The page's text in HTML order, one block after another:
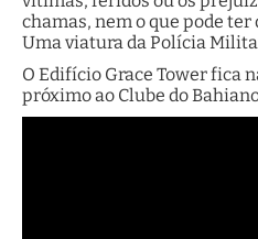
chamas, nem o que pode
Uma viatura da Polícia
O Edifício Grace Tower fica
próximo ao Clube do